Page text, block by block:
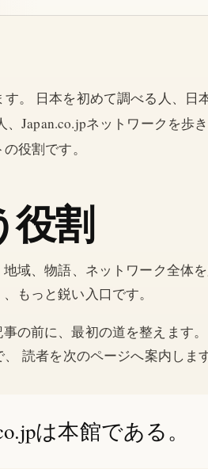
。 日本を初めて調べる人、日
Japan.co.jpネットワークを歩
役割です。
役割
域、物語、ネットワーク全体
もっと鋭い入口です。
の前に、最初の道を整えます
読者を次のページへ案内します
は本館である。